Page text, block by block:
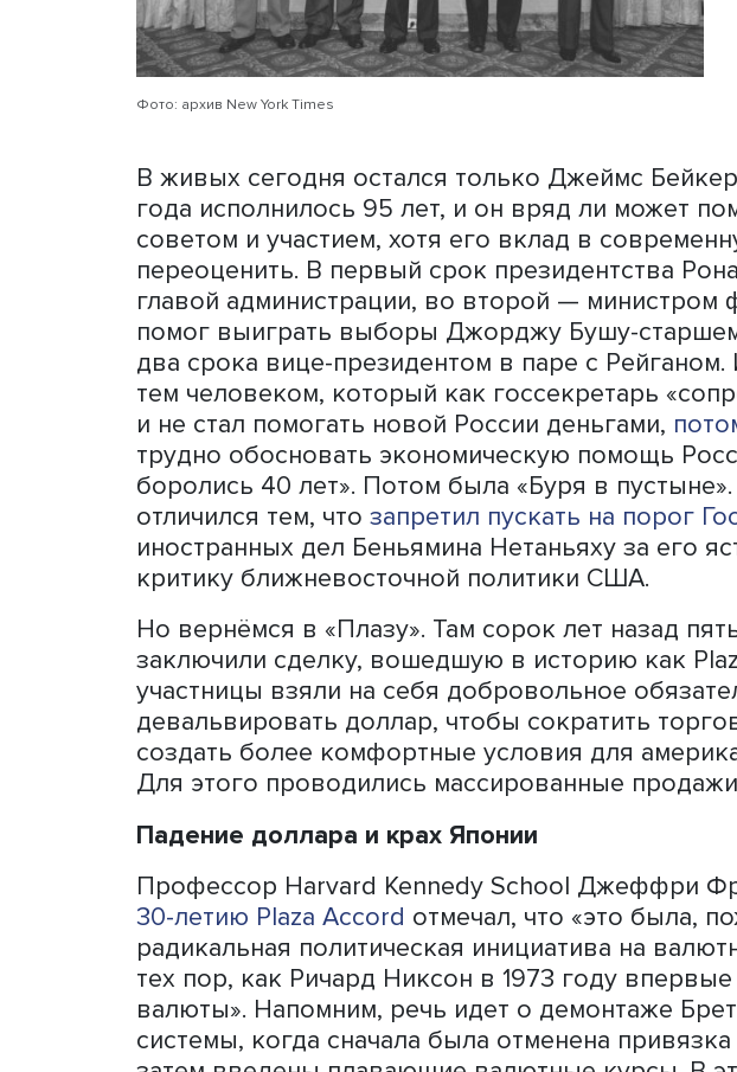
Фото: архив New York Times
В живых сегодня остался только
советом и участием, хотя его вклад в
переоценить. В первый срок
главой администрации, во второй —
помог выиграть выборы Джорджу Бушу-
два срока вице-президентом в паре с
тем человеком, который как
и не стал помогать новой России
трудно обосновать экономическую
боролись 40 лет». Потом была «Буря в
отличился тем, чтозапретил пускать на
иностранных дел Беньямина Нетаньяху
критику ближневосточной политики